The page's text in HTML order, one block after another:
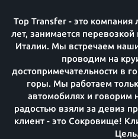
Top Transfer - это
лет, занимается
Италии. Мы встречаем
проводим на
достопримечательности в
горы. Мы работаем
автомобилях и говорим
радостью взяли за девиз
клиент - это Сокровище!